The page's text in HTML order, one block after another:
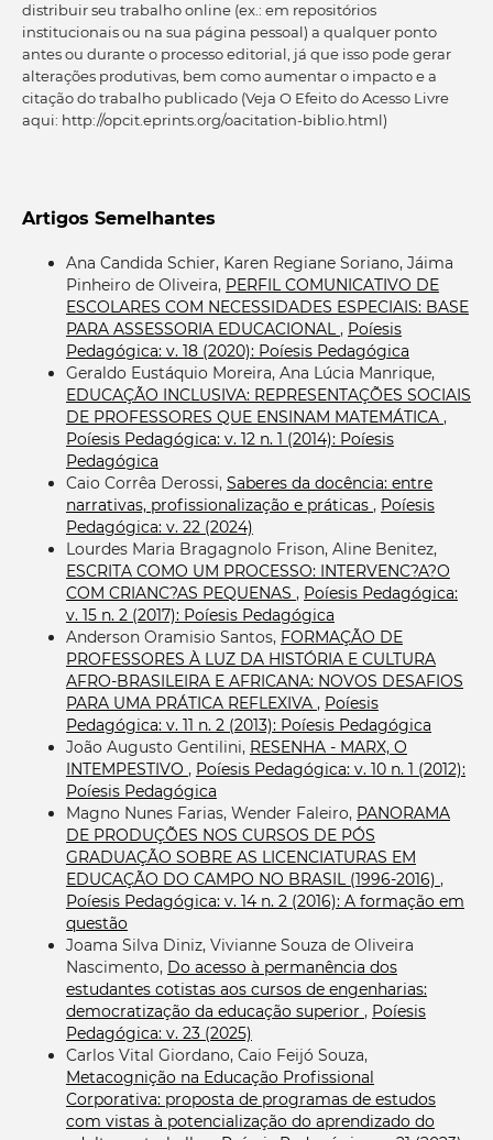
distribuir seu trabalho online (ex.: em repositórios
institucionais ou na sua página pessoal) a qualquer ponto
antes ou durante o processo editorial, já que isso pode gerar
alterações produtivas, bem como aumentar o impacto e a
citação do trabalho publicado (Veja O Efeito do Acesso Livre
aqui: http://opcit.eprints.org/oacitation-biblio.html)
Artigos Semelhantes
Ana Candida Schier, Karen Regiane Soriano, Jáima
Pinheiro de Oliveira, PERFIL COMUNICATIVO DE
ESCOLARES COM NECESSIDADES ESPECIAIS: BASE
PARA ASSESSORIA EDUCACIONAL, Poíesis
Pedagógica: v. 18 (2020): Poíesis Pedagógica
Geraldo Eustáquio Moreira, Ana Lúcia Manrique,
EDUCAÇÃO INCLUSIVA: REPRESENTAÇÕES SOCIAIS
DE PROFESSORES QUE ENSINAM MATEMÁTICA ,
Poíesis Pedagógica: v. 12 n. 1 (2014): Poíesis
Pedagógica
Caio Corrêa Derossi, Saberes da docência: entre
narrativas, profissionalização e práticas , Poíesis
Pedagógica: v. 22 (2024)
Lourdes Maria Bragagnolo Frison, Aline Benitez,
ESCRITA COMO UM PROCESSO: INTERVENC?A?O
COM CRIANC?AS PEQUENAS , Poíesis Pedagógica:
v. 15 n. 2 (2017): Poíesis Pedagógica
Anderson Oramisio Santos, FORMAÇÃO DE
PROFESSORES À LUZ DA HISTÓRIA E CULTURA
AFRO-BRASILEIRA E AFRICANA: NOVOS DESAFIOS
PARA UMA PRÁTICA REFLEXIVA , Poíesis
Pedagógica: v. 11 n. 2 (2013): Poíesis Pedagógica
João Augusto Gentilini, RESENHA - MARX, O
INTEMPESTIVO , Poíesis Pedagógica: v. 10 n. 1 (2012):
Poíesis Pedagógica
Magno Nunes Farias, Wender Faleiro, PANORAMA
DE PRODUÇÕES NOS CURSOS DE PÓS
GRADUAÇÃO SOBRE AS LICENCIATURAS EM
EDUCAÇÃO DO CAMPO NO BRASIL (1996-2016) ,
Poíesis Pedagógica: v. 14 n. 2 (2016): A formação em
questão
Joama Silva Diniz, Vivianne Souza de Oliveira
Nascimento, Do acesso à permanência dos
estudantes cotistas aos cursos de engenharias:
democratização da educação superior , Poíesis
Pedagógica: v. 23 (2025)
Carlos Vital Giordano, Caio Feijó Souza,
Metacognição na Educação Profissional
Corporativa: proposta de programas de estudos
com vistas à potencialização do aprendizado do